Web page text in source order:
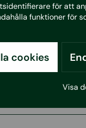
för att
funktioner för
cookies
Visa
systerbolag, Nabo
SBC Sveriges